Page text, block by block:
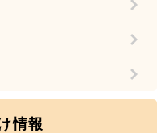
情報